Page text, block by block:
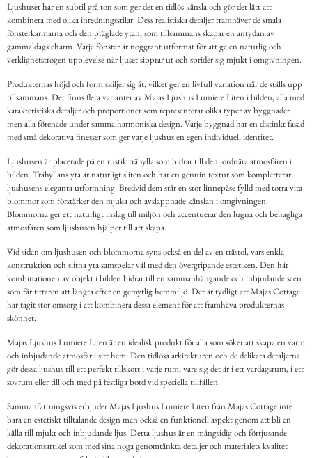
Ljushuset har en subtil grå ton som ger det en tidlös känsla och gör det lätt att
kombinera med olika inredningsstilar. Dess realistiska detaljer framhäver de smala
fönsterkarmarna och den präglade ytan, som tillsammans skapar en antydan av
gammaldags charm. Varje fönster är noggrant utformat för att ge en naturlig och
verklighetstrogen upplevelse när ljuset sipprar ut och sprider sig mjukt i omgivningen.
Produkternas höjd och form skiljer sig åt, vilket ger en livfull variation när de ställs upp
tillsammans. Det finns flera varianter av Majas Ljushus Lumiere Liten i bilden, alla med
karakteristiska detaljer och proportioner som representerar olika typer av byggnader
men alla förenade under samma harmoniska design. Varje byggnad har en distinkt fasad
med små dekorativa finesser som ger varje ljushus en egen individuell identitet.
Ljushusen är placerade på en rustik trähylla som bidrar till den jordnära atmosfären i
bilden. Trähyllans yta är naturligt sliten och har en genuin textur som kompletterar
ljushusens eleganta utformning. Bredvid dem står en stor linnepåse fylld med torra vita
blommor som förstärker den mjuka och avslappnade känslan i omgivningen.
Blommorna ger ett naturligt inslag till miljön och accentuerar den lugna och behagliga
atmosfären som ljushusen hjälper till att skapa.
Vid sidan om ljushusen och blommorna syns också en del av en trästol, vars enkla
konstruktion och slitna yta samspelar väl med den övergripande estetiken. Den här
kombinationen av objekt i bilden bidrar till en sammanhängande och inbjudande scen
som får tittaren att längta efter en gemytlig hemmiljö. Det är tydligt att Majas Cottage
har tagit stor omsorg i att kombinera dessa element för att framhäva produkternas
skönhet.
Majas Ljushus Lumiere Liten är en idealisk produkt för alla som söker att skapa en varm
och inbjudande atmosfär i sitt hem. Den tidlösa arkitekturen och de delikata detaljerna
gör dessa ljushus till ett perfekt tillskott i varje rum, vare sig det är i ett vardagsrum, i ett
sovrum eller till och med på festliga bord vid speciella tillfällen.
Sammanfattningsvis erbjuder Majas Ljushus Lumiere Liten från Majas Cottage inte
bara en estetiskt tilltalande design men också en funktionell aspekt genom att bli en
källa till mjukt och inbjudande ljus. Detta ljushus är en mångsidig och förtjusande
dekorationsartikel som med sina noga genomtänkta detaljer och materialets kvalitet